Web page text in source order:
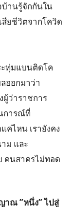
บ้านรู้จักกันใน
สียชีวิตจากโควิด
ทุ่มแบนติดโค
ออกมาว่า
ผู้ว่าราชการ
การณ์ที่
ค่ไหน เรายังคง
าม และ
คนสาครไม่ทอด
าณ ”หนึ่ง” ไปสู่